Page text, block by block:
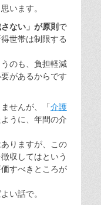
います。
ない」が原則で
世帯は制限する
のも、負担軽減
があるからです
せんが、「介護
うに、年間の介
りますが、この
収してはという
すべきところが
い話で。